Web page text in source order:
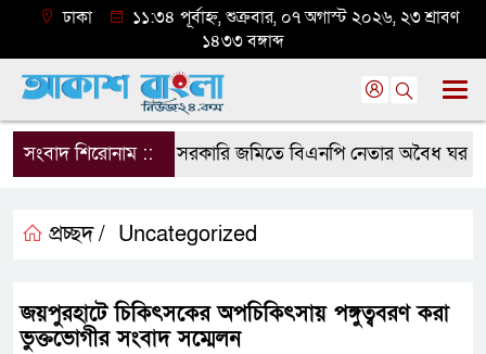
ঢাকা
১১:৩৪ পূর্বাহ্ন, শুক্রবার, ০৭ অগাস্ট ২০২৬, ২৩ শ্রাবণ
১৪৩৩ বঙ্গাব্দ
সংবাদ শিরোনাম ::সরকারি জমিতে বিএনপি নেতার অবৈধ ঘর
প্রচ্ছদ / Uncategorized
জয়পুরহাটে চিকিৎসকের অপচিকিৎসায় পঙ্গুত্ববরণ করা
ভুক্তভোগীর সংবাদ সম্মেলন